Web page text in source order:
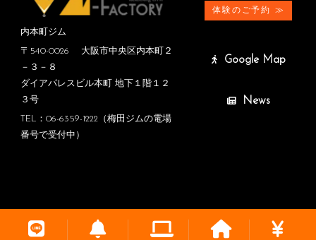
内本町ジム
〒540-0026 大阪市中央区内本町２
－３－８
ダイアパレスビル本町 地下１階１２
３号
TEL：06-6359-1222（梅田ジムの電場
番号で受付中）
体験のご予約 ≫
Google Map
News